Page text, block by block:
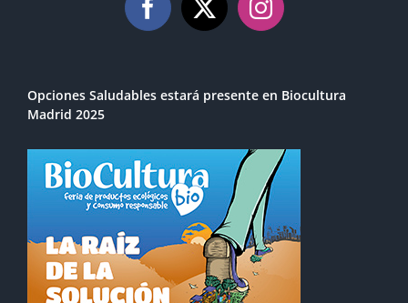
Opciones Saludables estará presente en Biocultura
Madrid 2025